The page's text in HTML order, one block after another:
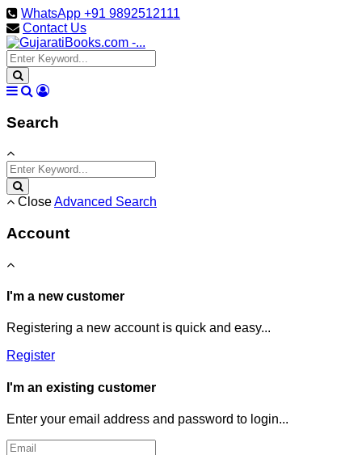
WhatsApp +91 9892512111
Contact Us
Search
CloseAdvanced Search
Account
I'm a new customer
Registering a new account is quick and easy...
Register
I'm an existing customer
Enter your email address and password to login...